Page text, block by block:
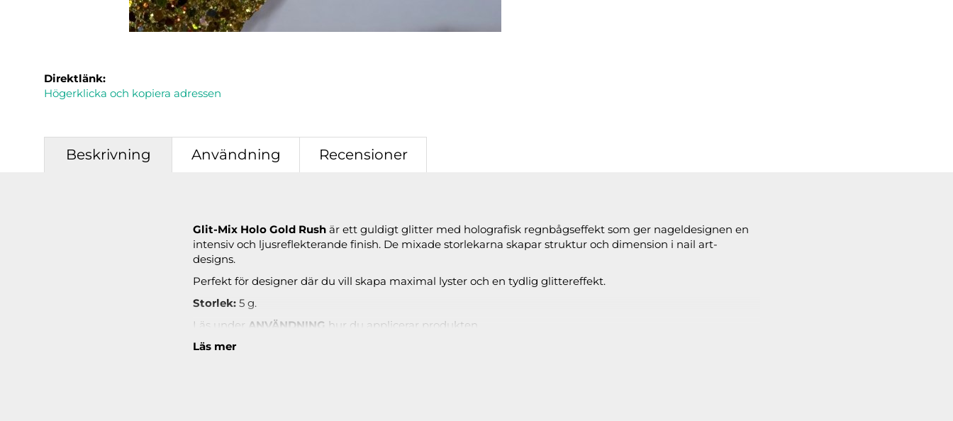
Direktlänk:
Högerklicka och kopiera adressen
Beskrivning Användning Recensioner
Glit-Mix Holo Gold Rush är ett guldigt glitter med holografisk regnbågseffekt som ger nageldesignen en
intensiv och ljusreflekterande finish. De mixade storlekarna skapar struktur och dimension i nail art-
designs.
Perfekt för designer där du vill skapa maximal lyster och en tydlig glittereffekt.
Storlek: 5 g.
Läs under ANVÄNDNING hur du applicerar produkten.
Läs mer